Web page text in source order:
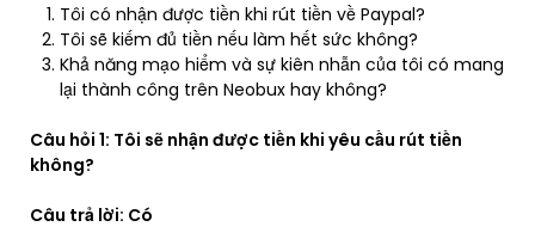
Tôi có nhận được tiền khi rút tiền về Paypal?
Tôi sẽ kiếm đủ tiền nếu làm hết sức không?
Khả năng mạo hiểm và sự kiên nhẫn của tôi có mang
lại thành công trên Neobux hay không?
Câu hỏi 1: Tôi sẽ nhận được tiền khi yêu cầu rút tiền
không?
Câu trả lời: Có